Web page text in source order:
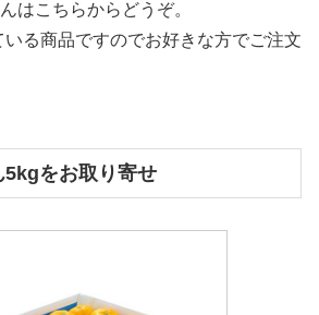
はこちらからどうぞ。
る商品ですのでお好きな方でご注文
5kgをお取り寄せ